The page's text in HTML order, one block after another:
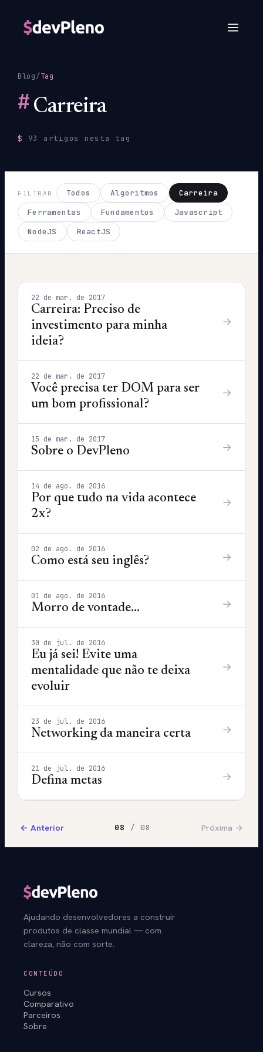
Blog/Tag
# Carreira
$ 93 artigos nesta tag
FILTRAR Todos Algoritmos
Carreira
Ferramentas
Fundamentos
Javascript
NodeJS
ReactJS
22 de mar. de 2017
Carreira: Preciso de
investimento para minha
ideia?
→
22 de mar. de 2017
Você precisa ter DOM para ser
um bom profissional?
→
15 de mar. de 2017
Sobre o DevPleno →
14 de ago. de 2016
Por que tudo na vida acontece
2x?
→
02 de ago. de 2016
Como está seu inglês? →
01 de ago. de 2016
Morro de vontade... →
30 de jul. de 2016
Eu já sei! Evite uma
mentalidade que não te deixa
evoluir
→
23 de jul. de 2016
Networking da maneira certa →
21 de jul. de 2016
Defina metas →
← Anterior 08 / 08 Próxima →
Ajudando desenvolvedores a construir
produtos de classe mundial — com
clareza, não com sorte.
CONTEÚDO
Cursos
Comparativo
Parceiros
Sobre